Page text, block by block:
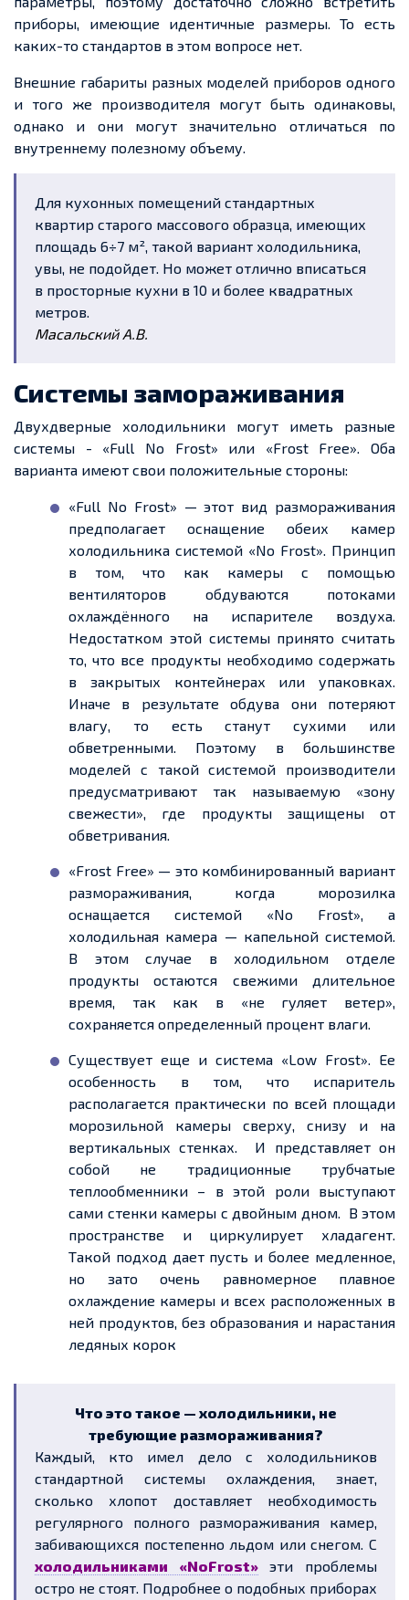
приборы, имеющие идентичные размеры. То есть
каких-то стандартов в этом вопросе нет.
Внешние габариты разных моделей приборов одного
и того же производителя могут быть одинаковы,
однако и они могут значительно отличаться по
внутреннему полезному объему.
Для кухонных помещений стандартных
квартир старого массового образца, имеющих
площадь 6÷7 м², такой вариант холодильника,
увы, не подойдет. Но может отлично вписаться
в просторные кухни в 10 и более квадратных
метров.
Масальский А.В.
Системы замораживания
Двухдверные холодильники могут иметь разные
системы - «Full No Frost» или «Frost Free». Оба
варианта имеют свои положительные стороны:
«Full No Frost» — этот вид размораживания
предполагает оснащение обеих камер
холодильника системой «No Frost». Принцип
в том, что как камеры с помощью
вентиляторов обдуваются потоками
охлаждённого на испарителе воздуха.
Недостатком этой системы принято считать
то, что все продукты необходимо содержать
в закрытых контейнерах или упаковках.
Иначе в результате обдува они потеряют
влагу, то есть станут сухими или
обветренными. Поэтому в большинстве
моделей с такой системой производители
предусматривают так называемую «зону
свежести», где продукты защищены от
обветривания.
«Frost Free» — это комбинированный вариант
размораживания, когда морозилка
оснащается системой «No Frost», а
холодильная камера — капельной системой.
В этом случае в холодильном отделе
продукты остаются свежими длительное
время, так как в «не гуляет ветер»,
сохраняется определенный процент влаги.
Существует еще и система «Low Frost». Ее
особенность в том, что испаритель
располагается практически по всей площади
морозильной камеры сверху, снизу и на
вертикальных стенках. И представляет он
собой не традиционные трубчатые
теплообменники – в этой роли выступают
сами стенки камеры с двойным дном. В этом
пространстве и циркулирует хладагент.
Такой подход дает пусть и более медленное,
но зато очень равномерное плавное
охлаждение камеры и всех расположенных в
ней продуктов, без образования и нарастания
ледяных корок
Что это такое — холодильники, не
требующие размораживания?
Каждый, кто имел дело с холодильников
стандартной системы охлаждения, знает,
сколько хлопот доставляет необходимость
регулярного полного размораживания камер,
забивающихся постепенно льдом или снегом. С
холодильниками «NoFrost»
эти проблемы
остро не стоят. Подробнее о подобных приборах